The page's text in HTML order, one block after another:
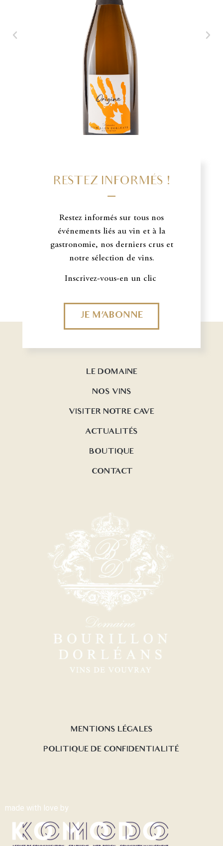
RESTEZ INFORMÉS !
Restez informés sur tous nos
événements liés au vin et à la
gastronomie, nos derniers crus et
notre sélection de vins.
Inscrivez-vous-en un clic
JE M'ABONNE
MENTIONS LÉGALES
POLITIQUE DE CONFIDENTIALITÉ
made with love by
LE DOMAINE
NOS VINS
VISITER NOTRE CAVE
ACTUALITÉS
BOUTIQUE
CONTACT